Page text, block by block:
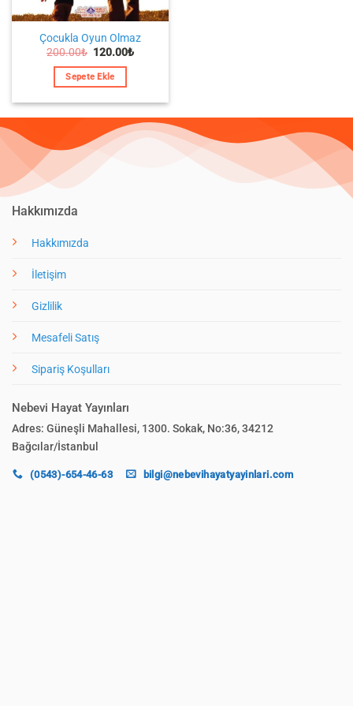
Çocukla Oyun Olmaz
200.00₺ Orijinal
200.00₺.
120.00₺Şu
Sepete Ekle
Hakkımızda
Hakkımızda
İletişim
Gizlilik
Mesafeli Satış
Sipariş Koşulları
Nebevi Hayat Yayınları
Adres: Güneşli Mahallesi, 1300. Sokak, No:36, 34212
Bağcılar/İstanbul
(0543)-654-46-63 bilgi@nebevihayatyayinlari.com